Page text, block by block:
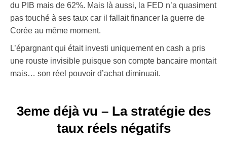
du PIB mais de 62%. Mais là aussi, la FED n’a quasiment
pas touché à ses taux car il fallait financer la guerre de
Corée au même moment.
L’épargnant qui était investi uniquement en cash a pris
une rouste invisible puisque son compte bancaire montait
mais… son réel pouvoir d’achat diminuait.
3eme déjà vu – La stratégie des
taux réels négatifs